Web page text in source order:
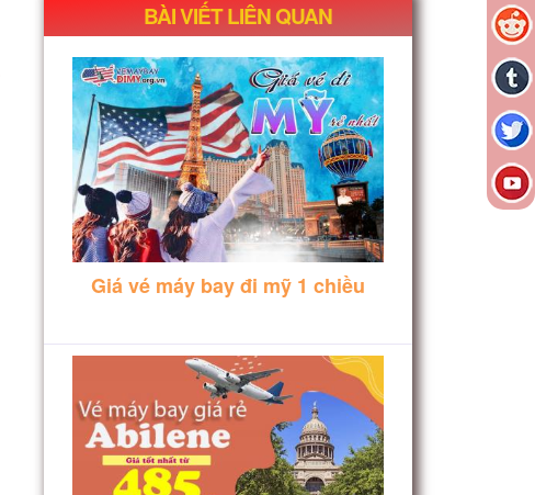
BÀI VIẾT LIÊN QUAN
Giá vé máy bay đi mỹ 1 chiều